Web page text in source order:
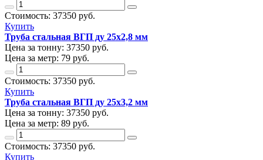
Стоимость: 37350 руб.
Купить
Труба стальная ВГП ду 25х2,8 мм
Цена за тонну: 37350 руб.
Цена за метр: 79 руб.
Стоимость: 37350 руб.
Купить
Труба стальная ВГП ду 25х3,2 мм
Цена за тонну: 37350 руб.
Цена за метр: 89 руб.
Стоимость: 37350 руб.
Купить